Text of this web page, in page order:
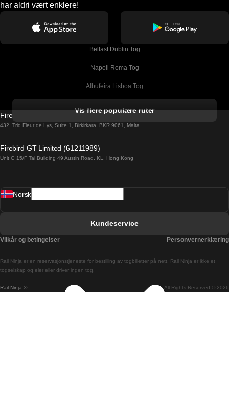
har aldri vært enklere!
Belfast Dublin Tog
Napoli Roma Tog
Albufeira Lisboa Tog
Barcelona Madrid Tog
Barcelona Sevilla Tog
Budapest Prague Tog
Vis flere populære ruter
Firebird GT Limited (OC 1451)
432, Triq Fleur de Lys, Suite 1, Birkirkara, BKR 9061, Malta
Firebird GT Limited (61211989)
Unit G 15/F Tal Building 49 Austin Road, KL, Hong Kong
Rail Ninja ® All Rights Reserved © 2026
Rail Ninja er en reservasjons­tjeneste for bestilling av togbilletter på nett. Rail Ninja er ikke et
togselskap og eier eller driver ingen tog.
Norsk
Kundeservice
Vilkår og betingelser Personvernerklæring